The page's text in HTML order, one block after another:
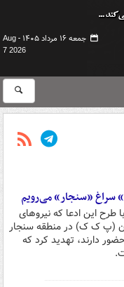
جمعه ۱۶ مرداد ۱۴۰۵ -
Aug
7 2026
سراغ «سنجار» می‌رویم
طرح این ادعا که نیروهای
(پ ک ک) در منطقه سنجار
دارند، تهدید کرد که